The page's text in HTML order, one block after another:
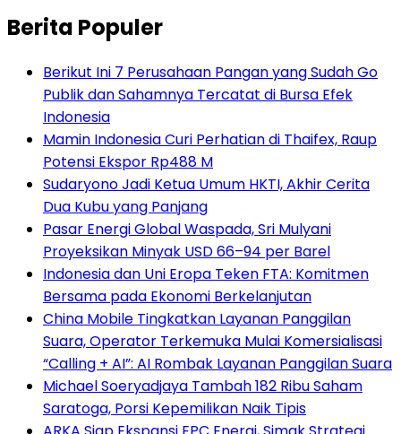
Berita Populer
Berikut Ini 7 Perusahaan Pangan yang Sudah Go
Publik dan Sahamnya Tercatat di Bursa Efek
Indonesia
Mamin Indonesia Curi Perhatian di Thaifex, Raup
Potensi Ekspor Rp488 M
Sudaryono Jadi Ketua Umum HKTI, Akhir Cerita
Dua Kubu yang Panjang
Pasar Energi Global Waspada, Sri Mulyani
Proyeksikan Minyak USD 66–94 per Barel
Indonesia dan Uni Eropa Teken FTA: Komitmen
Bersama pada Ekonomi Berkelanjutan
China Mobile Tingkatkan Layanan Panggilan
Suara, Operator Terkemuka Mulai Komersialisasi
“Calling + AI”: AI Rombak Layanan Panggilan Suara
Michael Soeryadjaya Tambah 182 Ribu Saham
Saratoga, Porsi Kepemilikan Naik Tipis